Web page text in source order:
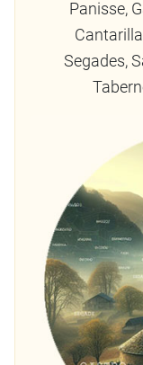
Panisse,
Segades,